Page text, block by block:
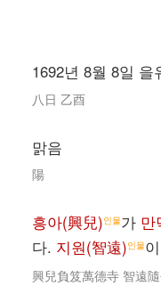
1692년 8월 8일 을
八日 乙酉
맑음
陽
흥아(興兒)인물가 만
다. 지원(智遠)인물
興兒負笈萬德寺 智遠